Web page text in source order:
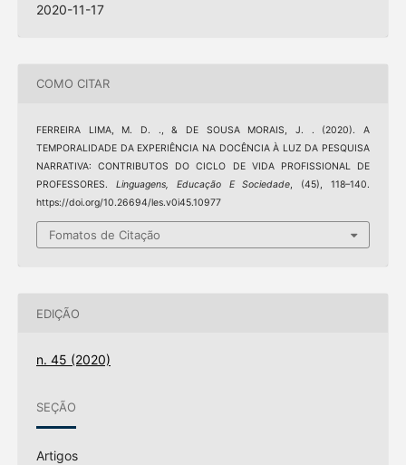
2020-11-17
COMO CITAR
FERREIRA LIMA, M. D. ., & DE SOUSA MORAIS, J. . (2020). A
TEMPORALIDADE DA EXPERIÊNCIA NA DOCÊNCIA À LUZ DA PESQUISA
NARRATIVA: CONTRIBUTOS DO CICLO DE VIDA PROFISSIONAL DE
PROFESSORES. Linguagens, Educação E Sociedade, (45), 118–140.
https://doi.org/10.26694/les.v0i45.10977
Fomatos de Citação
EDIÇÃO
n. 45 (2020)
SEÇÃO
Artigos